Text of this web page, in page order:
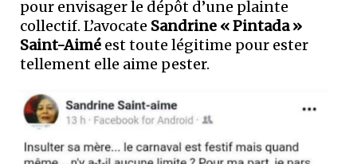
pour envisager le dépôt d’une plainte
collectif. L’avocate Sandrine « Pintada »
Saint-Aimé est toute légitime pour ester
tellement elle aime pester.